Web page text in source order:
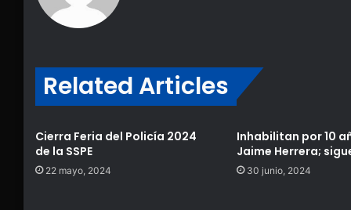
Related Articles
Cierra Feria del Policía 2024
de la SSPE
22 mayo, 2024
Inhabilitan por 10
Jaime Herrera;
30 junio, 2024